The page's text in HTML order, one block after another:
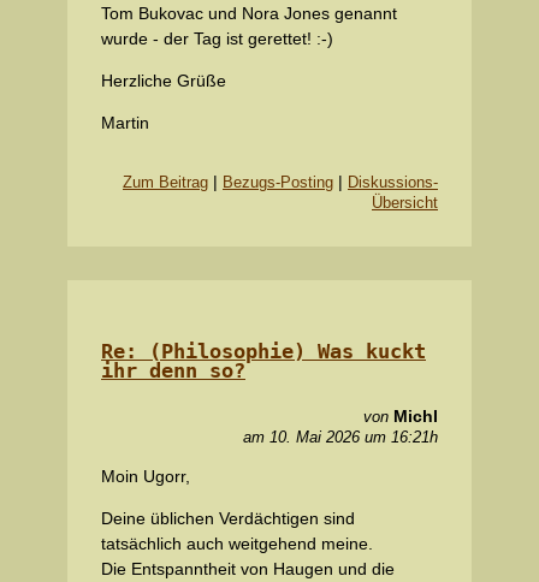
Tom Bukovac und Nora Jones genannt
wurde - der Tag ist gerettet! :-)
Herzliche Grüße
Martin
Zum Beitrag | Bezugs-Posting | Diskussions-
Übersicht
Re: (Philosophie) Was kuckt
ihr denn so?
von Michl
am 10. Mai 2026 um 16:21h
Moin Ugorr,
Deine üblichen Verdächtigen sind
tatsächlich auch weitgehend meine.
Die Entspanntheit von Haugen und die